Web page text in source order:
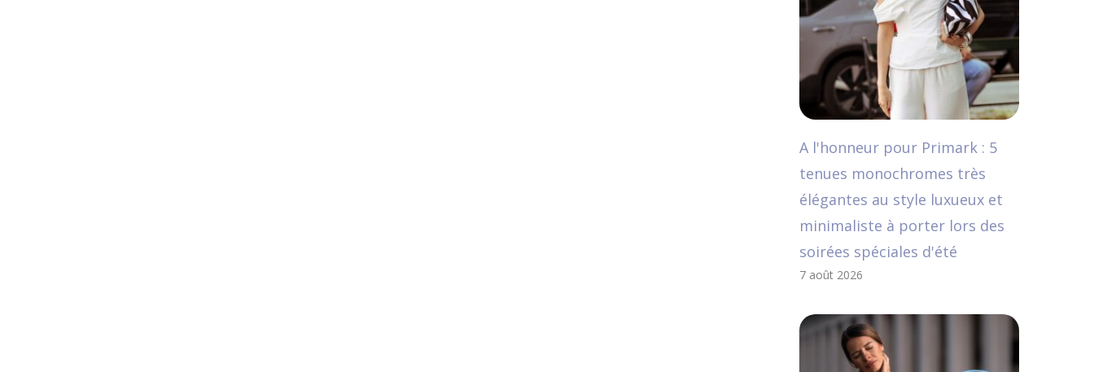
A l'honneur pour Primark : 5
tenues monochromes très
élégantes au style luxueux et
minimaliste à porter lors des
soirées spéciales d'été
7 août 2026